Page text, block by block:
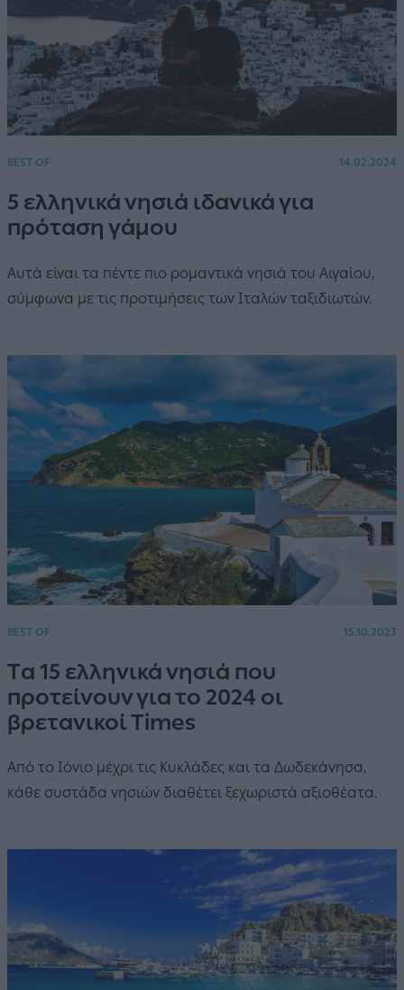
BEST OF 14.02.2024
5 ελληνικά νησιά ιδανικά για
πρόταση γάμου
Αυτά είναι τα πέντε πιο ρομαντικά νησιά του Αιγαίου,
σύμφωνα με τις προτιμήσεις των Ιταλών ταξιδιωτών.
BEST OF 15.10.2023
Tα 15 ελληνικά νησιά που
προτείνουν για το 2024 οι
βρετανικοί Times
Από το Ιόνιο μέχρι τις Κυκλάδες και τα Δωδεκάνησα,
κάθε συστάδα νησιών διαθέτει ξεχωριστά αξιοθέατα.